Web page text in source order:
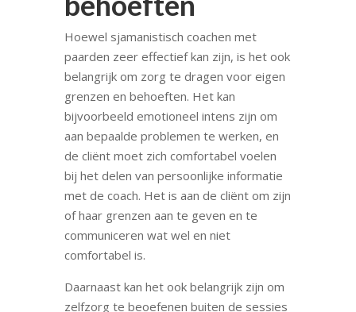
Hoewel sjamanistisch coachen met
paarden zeer effectief kan zijn, is het ook
belangrijk om zorg te dragen voor eigen
grenzen en behoeften. Het kan
bijvoorbeeld emotioneel intens zijn om
aan bepaalde problemen te werken, en
de cliënt moet zich comfortabel voelen
bij het delen van persoonlijke informatie
met de coach. Het is aan de cliënt om zijn
of haar grenzen aan te geven en te
communiceren wat wel en niet
comfortabel is.
Daarnaast kan het ook belangrijk zijn om
zelfzorg te beoefenen buiten de sessies